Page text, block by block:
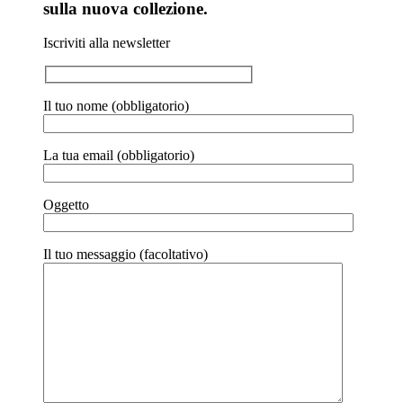
sulla nuova collezione.
Iscriviti alla newsletter
Il tuo nome (obbligatorio)
La tua email (obbligatorio)
Oggetto
Il tuo messaggio (facoltativo)